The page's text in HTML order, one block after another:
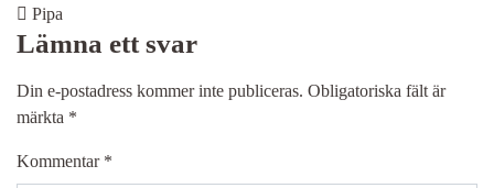
Post navigation
Pipa
Lämna ett svar
Din e-postadress kommer inte publiceras. Obligatoriska fält är
märkta *
Kommentar *